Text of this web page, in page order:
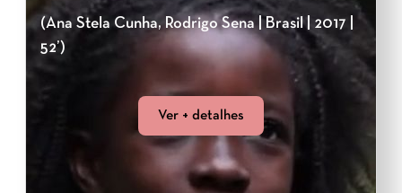
(Ana Stela Cunha, Rodrigo Sena | Brasil | 2017 |
52’)
Ver + detalhes